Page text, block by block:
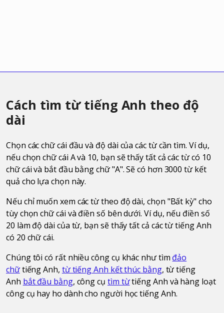
Cách tìm từ tiếng Anh theo độ
dài
Chọn các chữ cái đầu và độ dài của các từ cần tìm. Ví dụ,
nếu chọn chữ cái A và 10, bạn sẽ thấy tất cả các từ có 10
chữ cái và bắt đầu bằng chữ "A". Sẽ có hơn 3000 từ kết
quả cho lựa chọn này.
Nếu chỉ muốn xem các từ theo độ dài, chọn "Bất kỳ" cho
tùy chọn chữ cái và điền số bên dưới. Ví dụ, nếu điền số
20 làm độ dài của từ, bạn sẽ thấy tất cả các từ tiếng Anh
có 20 chữ cái.
Chúng tôi có rất nhiều công cụ khác như tìm đảo
chữtiếng Anh, từ tiếng Anh kết thúc bằng, từ tiếng
Anh bắt đầu bằng, công cụ tìm từtiếng Anh và hàng loạt
công cụ hay ho dành cho người học tiếng Anh.